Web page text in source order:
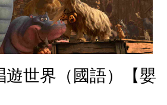
遊世界（國語）【嬰